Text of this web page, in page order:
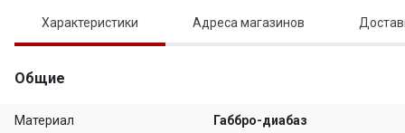
Характеристики Адреса магазинов
Общие
Материал Габбро-диабаз